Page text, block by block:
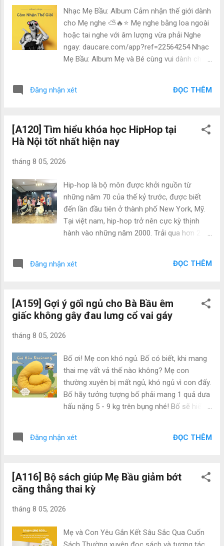
thể tận hưởng giấc ngủ ngon mỗi đêm? Giải
pháp đó chính là gối đậu khuyết - một sản
phẩm đặc biệt dành riêng cho bà bầu. Gối
này không chỉ mang lại sự thoải mái khi nằm
mà còn giúp mẹ có giấc ngủ ngon hơn, từ đó
tạo điều kiện tốt nhất cho sức khỏe của cả
Đậu Khuyết Gối bầu Đậu Khuyết không chỉ
Nhạc Mẹ Bầu: Album Cảm nhận thế giới dành
cho Mẹ nghe ⛅️🔥⭐️ Mẹ nghe bằng loa ngoài
hoặc tai nghe với âm lượng vừa phải Nghe
ngay: daucare.com/app?ref=22564254 Nhạc
Mẹ Bầu: Album Mẹ và Bé cùng vui dành cho
ngay: daucare.com/app?ref=22564351 Tham
phát triển ngôn ngữ dành cho Bé nghe 👅👼
💫 Bé nghe bằng loa ngoài hoặc tai nghe áp
ngay: daucare.com/app?ref=22564242 Nhạc
Mẹ Bầu: Album Kích thích trí não dành cho
Bé nghe 🚼🎧💯 Bé nghe bằng loa ngoài hoặc
tai nghe áp bụng với âm lượng bằng 60% Mẹ
nghe Nghe ngay: daucare.com/app?
ref=22564359 Nhạc Mẹ Bầu: Album Kích
thích trí tưởng tượng dành cho Bé nghe 🚼🎧
bụng với âm lượng bằng 60% Mẹ nghe Nghe
Đăng nhận xét ĐỌC THÊM
[A120] Tìm hiểu khóa học HipHop tại
Hà Nội tốt nhất hiện nay
tháng 8 05, 2026
Hip-hop là bộ môn được khởi nguồn từ
những năm 70 của thế kỷ trước, được biết
đến lần đầu tiên ở thành phố New York, Mỹ.
Tại việt nam, hip-hop trở nên cực kỳ thịnh
hành vào những năm 2000. Trải qua hơn 2
phát triển và nhận được sự yêu thích của
này? Cùng xem những lợi ích mà hip-hop
mang lại nhé. - Đem lại cho cơ thể sức khỏe
(thể dục nhịp điệu), khi nhảy chúng ta phải
vận động liên tục. Đối với những thể loại nhảy
“quẩy hết mình”, dancer phải vận động toàn
bộ cơ thể: từ chân và tay đến hông, mông,
cổ...Và thường thì một buổi tập nhảy sẽ kéo
dài ít nhất 30 phút, tức là bạn sẽ phải vận
động như thế trong suốt khoảng thời gian
thiện vóc dáng và sức khỏe. Mỗi khi nhảy
Đăng nhận xét ĐỌC THÊM
[A159] Gợi ý gối ngủ cho Bà Bầu êm
giấc không gây đau lưng cổ vai gáy
tháng 8 05, 2026
Bố ơi! Mẹ con khó ngủ. Bố có biết, khi mang
thai mẹ vất vả thế nào không? Mẹ con
thường xuyên bị mất ngủ, khó ngủ vì con đấy.
Bố hãy tưởng tượng bố phải mang 1 quả dưa
hấu nặng 5 - 9 kg trên bụng nhé! Bố sẽ hiểu,
ngủ đủ giấc, khiến cơ thể kiệt sức, uể oải.
có gối dành cho bà bầu thay bố chăm sóc
giấc ngủ của mẹ con rồi đấy. Gối đậu khuyết
dành cho bà bầu được sử dụng trong suốt
thời gian 9 tháng 10 ngày mang thai. Tuy
nhiên từ giai đoạn tam cá nguyệt thứ hai thì
Đăng nhận xét ĐỌC THÊM
[A116] Bộ sách giúp Mẹ Bầu giảm bớt
căng thẳng thai kỳ
tháng 8 05, 2026
Mẹ và Con Yêu Gắn Kết Sâu Sắc Qua Cuốn